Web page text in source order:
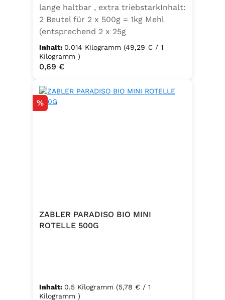
lange haltbar , extra triebstarkInhalt:
2 Beutel für 2 x 500g = 1kg Mehl
(entsprechend 2 x 25g
Frischhefe)Zutaten: Trockenbackhefe
, Emulgator E491 (Unter
Schutzatmosphäre verpackt)
Inhalt: 0.014 Kilogramm (49,29 € / 1
Kilogramm )
Regulärer Preis:
0,69 €
Rabatt
%
ZABLER PARADISO BIO MINI
ROTELLE 500G
Inhalt: 0.5 Kilogramm (5,78 € / 1
Kilogramm )